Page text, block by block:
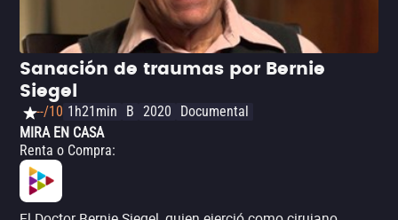
Independientemente de esta información, recuerda que si
tienes algún padecimiento, debes consultar a un médico
y seguir los tratamientos tradicionales comprobados.
Sanación de traumas por Bernie
Siegel
--/10 1h21min B 2020
Documental
MIRA EN CASA
Renta o Compra: